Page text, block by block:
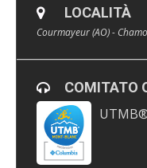
LOCALITÀ
Courmayeur (AO) -
COMITATO